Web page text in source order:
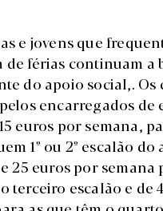
e jovens que
de férias continuam a
do apoio social,. Os
encarregados de
euros por semana,
1º ou 2º escalão do
25 euros por semana
terceiro escalão e de